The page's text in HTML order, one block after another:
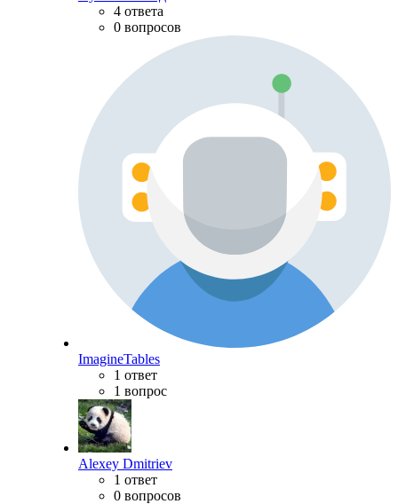
4 ответа
0 вопросов
ImagineTables
1 ответ
1 вопрос
Alexey Dmitriev
1 ответ
0 вопросов